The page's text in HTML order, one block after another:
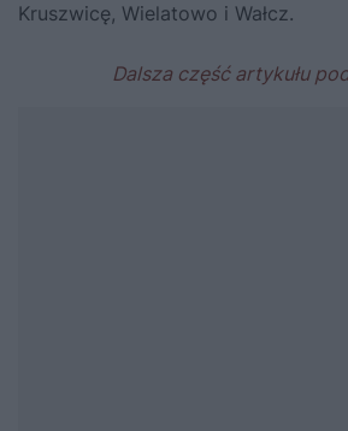
Kruszwicę, Wielatowo i Wałcz.